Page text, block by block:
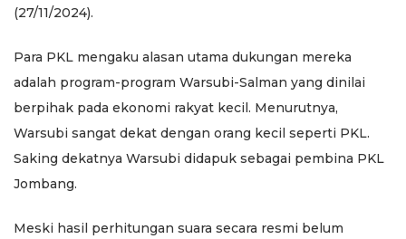
(27/11/2024).
Para PKL mengaku alasan utama dukungan mereka
adalah program-program Warsubi-Salman yang dinilai
berpihak pada ekonomi rakyat kecil. Menurutnya,
Warsubi sangat dekat dengan orang kecil seperti PKL.
Saking dekatnya Warsubi didapuk sebagai pembina PKL
Jombang.
Meski hasil perhitungan suara secara resmi belum